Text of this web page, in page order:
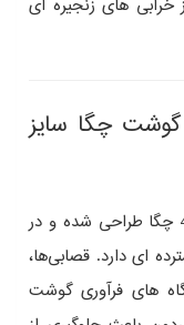
خرابی‌ های زنجیره‌ ای
گوشت چگا سایز
این ماردون برای چرخ گوشت‌ های سایز 42 چگا طراحی شده و در
ای دارد. قصابی‌ها،
های فرآوری گوشت